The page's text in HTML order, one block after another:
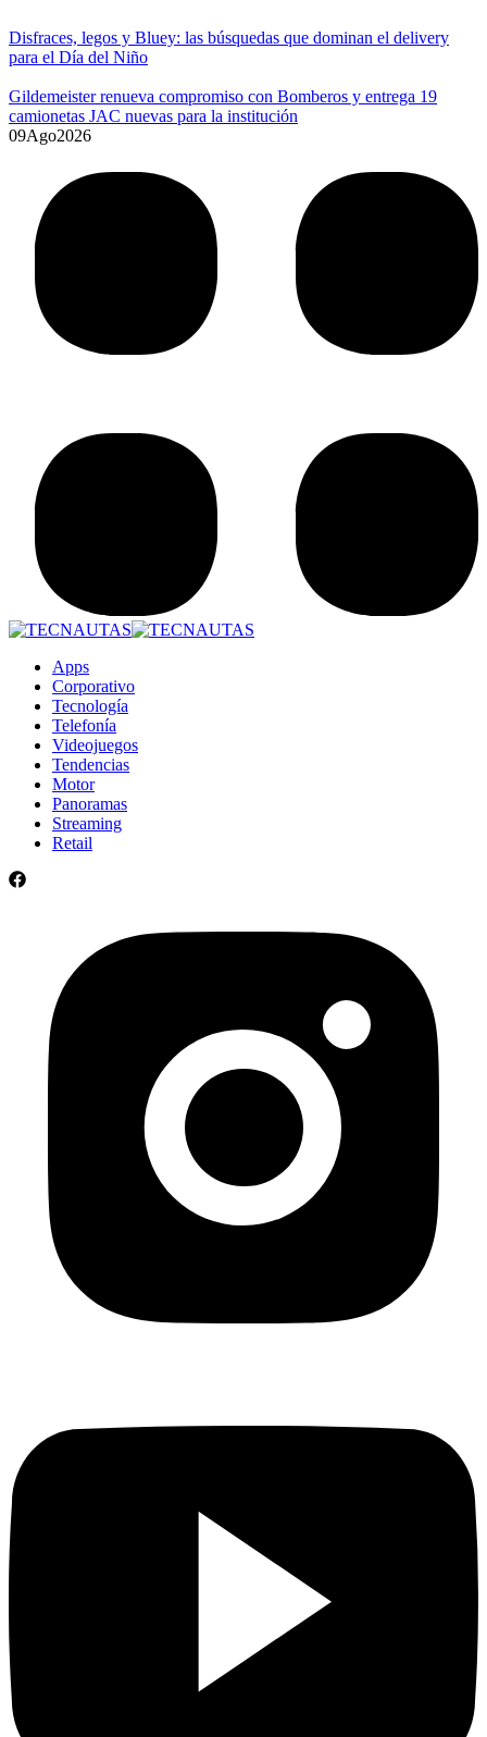
Disfraces, legos y Bluey: las búsquedas que dominan el delivery
para el Día del Niño
Gildemeister renueva compromiso con Bomberos y entrega 19
camionetas JAC nuevas para la institución
09Ago2026
Apps
Corporativo
Tecnología
Telefonía
Videojuegos
Tendencias
Motor
Panoramas
Streaming
Retail